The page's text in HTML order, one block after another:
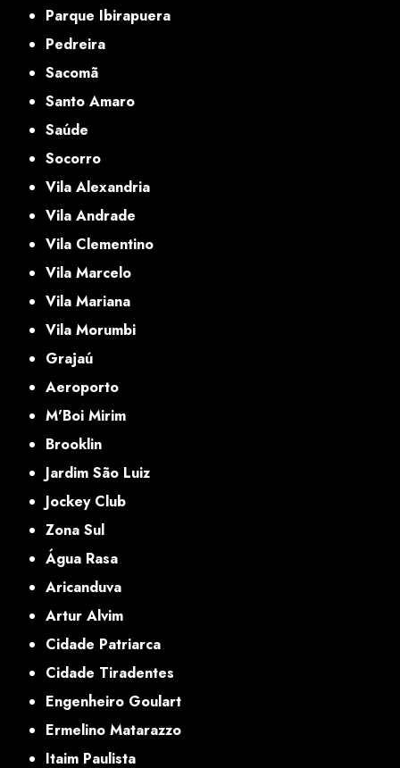
Parque Ibirapuera
Pedreira
Sacomã
Santo Amaro
Saúde
Socorro
Vila Alexandria
Vila Andrade
Vila Clementino
Vila Marcelo
Vila Mariana
Vila Morumbi
Grajaú
Aeroporto
M'Boi Mirim
Brooklin
Jardim São Luiz
Jockey Club
Zona Sul
Água Rasa
Aricanduva
Artur Alvim
Cidade Patriarca
Cidade Tiradentes
Engenheiro Goulart
Ermelino Matarazzo
Itaim Paulista